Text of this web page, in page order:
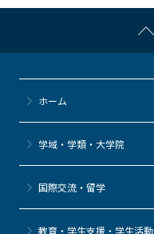
c
e
b
o
o
k
itt
er
c
k
et
e
n
a
ホーム
学域・学類・大学院
国際交流・留学
教育・学生支援・学生活動